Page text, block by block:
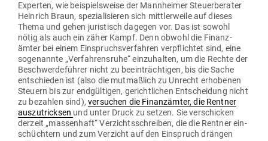
Experten, wie bei­spiels­weise der Mann­heimer Steu­er­be­rater
Heinrich Braun, spe­zia­li­sieren sich mitt­ler­weile auf dieses
Thema und gehen juris­tisch dagegen vor. Das ist sowohl
nötig als auch ein zäher Kampf. Denn obwohl die Finanz­
ämter bei einem Ein­spruchs­ver­fahren ver­pflichtet sind, eine
soge­nannte „Ver­fah­rensruhe“ ein­zu­halten, um die Rechte der
Beschwer­de­führer nicht zu beein­träch­tigen, bis die Sache
ent­schieden ist (also die mut­maßlich zu Unrecht erho­benen
Steuern bis zur end­gül­tigen, gericht­lichen Ent­scheidung nicht
zu bezahlen sind),ver­suchen die Finanz­ämter, die Rentner
aus­zu­tricksen und unter Druck zu setzen. Sie ver­schicken
derzeit „mas­senhaft“ Ver­zichts­schreiben, die die Rentner ein­
schüchtern und zum Ver­zicht auf den Ein­spruch drängen